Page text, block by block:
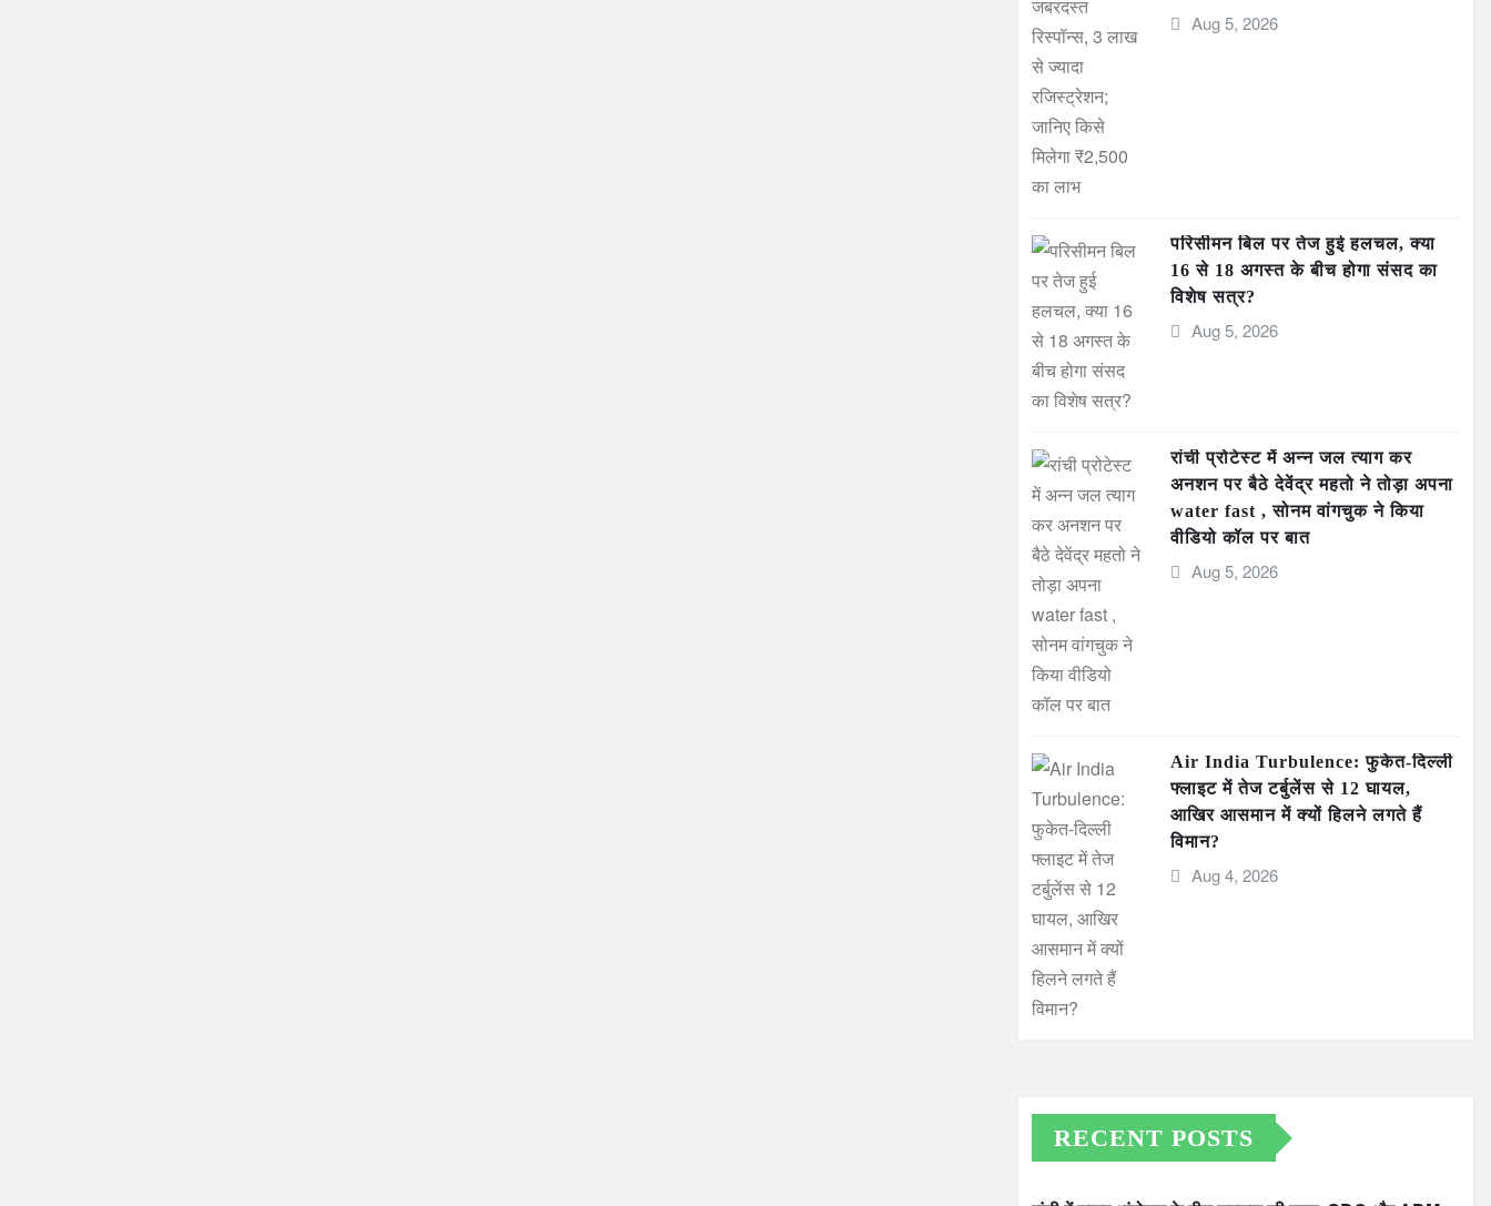
Aug 5, 2026
परिसीमन बिल पर तेज हुई हलचल, क्या
16 से 18 अगस्त के बीच होगा संसद का
विशेष सत्र?
Aug 5, 2026
रांची प्रोटेस्ट में अन्न जल त्याग कर
अनशन पर बैठे देवेंद्र महतो ने तोड़ा अपना
water fast , सोनम वांगचुक ने किया
वीडियो कॉल पर बात
Aug 5, 2026
Air India Turbulence: फुकेत-दिल्ली
फ्लाइट में तेज टर्बुलेंस से 12 घायल,
आखिर आसमान में क्यों हिलने लगते हैं
विमान?
Aug 4, 2026
RECENT POSTS